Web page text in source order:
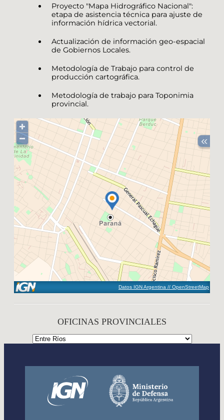
Proyecto "Mapa Hidrográfico Nacional":
etapa de asistencia técnica para ajuste de
información hídrica vectorial.
Actualización de información geo-espacial
de Gobiernos Locales.
Metodología de Trabajo para control de
producción cartográfica.
Metodología de trabajo para Toponimia
provincial.
«
Datos IGN Argentina // OpenStreetMap
OFICINAS PROVINCIALES